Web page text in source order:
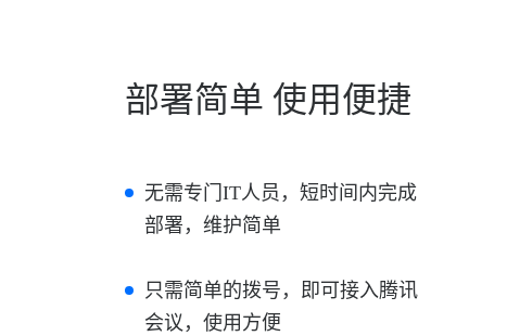
部署简单 使用便捷
无需专门IT人员，短时间内完成
部署，维护简单
只需简单的拨号，即可接入腾讯
会议，使用方便